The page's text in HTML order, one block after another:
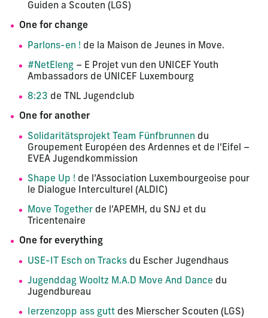
Guiden a Scouten (LGS)
One for change
Parlons-en ! de la Maison de Jeunes in Move.
#NetEleng– E Projet vun den UNICEF Youth
Ambassadors de UNICEF Luxembourg
8:23 de TNL Jugendclub
One for another
Solidaritätsprojekt Team Fünfbrunnen du
Groupement Européen des Ardennes et de l’Eifel –
EVEA Jugendkommission
Shape Up ! de l’Association Luxembourgeoise pour
le Dialogue Interculturel (ALDIC)
Move Togetherde l’APEMH, du SNJ et du
Tricentenaire
One for everything
USE-IT Esch on Tracksdu Escher Jugendhaus
Jugenddag Wooltz M.A.D Move And Dance du
Jugendbureau
Ierzenzopp ass guttdes Mierscher Scouten (LGS)